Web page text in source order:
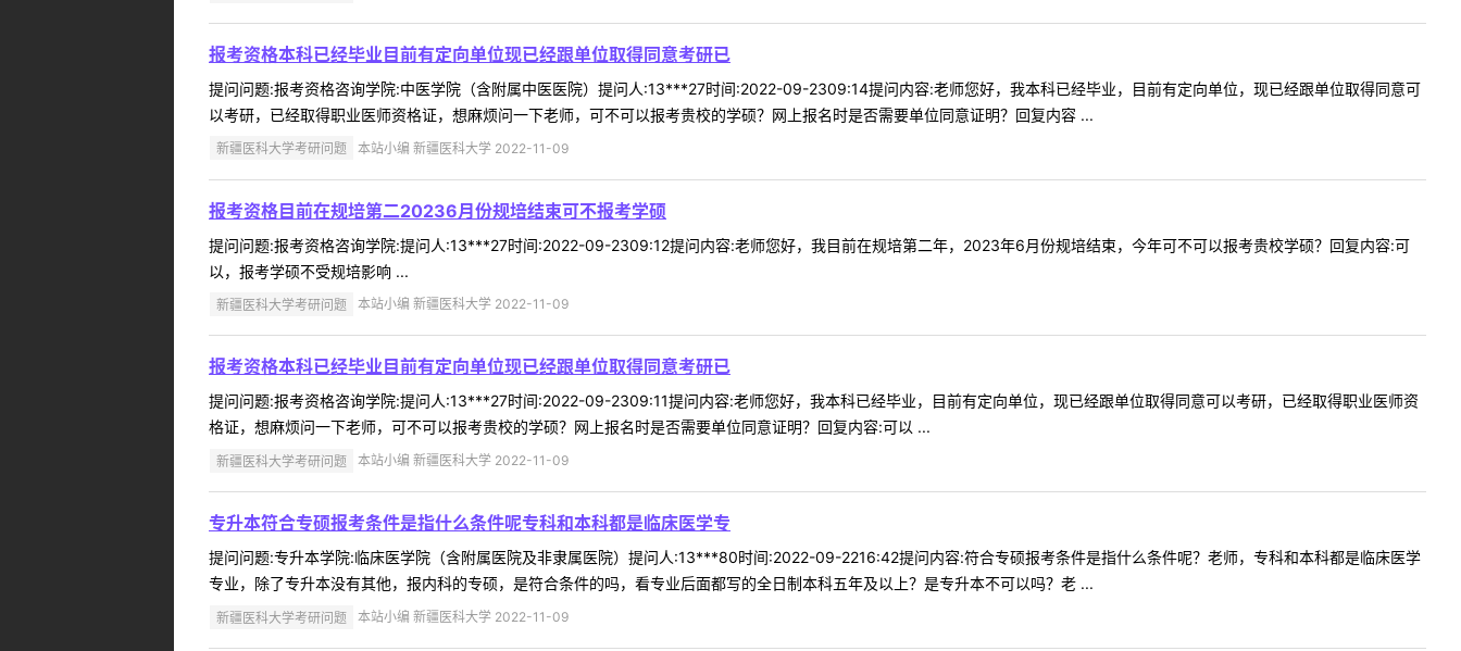
报考资格本科已经毕业目前有定向单位现已经跟单位取得同意考研已
提问问题:报考资格咨询学院:中医学院（含附属中医医院）提问人:13***27时间:2022-09-2309:14提问内容:老师您好，我本科已经毕业，目前有定向单位，现已经跟单位取得同意可
以考研，已经取得职业医师资格证，想麻烦问一下老师，可不可以报考贵校的学硕？网上报名时是否需要单位同意证明？回复内容 ...
新疆医科大学考研问题 本站小编 新疆医科大学 2022-11-09
报考资格目前在规培第二20236月份规培结束可不报考学硕
提问问题:报考资格咨询学院:提问人:13***27时间:2022-09-2309:12提问内容:老师您好，我目前在规培第二年，2023年6月份规培结束，今年可不可以报考贵校学硕？回复内容:可
以，报考学硕不受规培影响 ...
新疆医科大学考研问题 本站小编 新疆医科大学 2022-11-09
报考资格本科已经毕业目前有定向单位现已经跟单位取得同意考研已
提问问题:报考资格咨询学院:提问人:13***27时间:2022-09-2309:11提问内容:老师您好，我本科已经毕业，目前有定向单位，现已经跟单位取得同意可以考研，已经取得职业医师资
格证，想麻烦问一下老师，可不可以报考贵校的学硕？网上报名时是否需要单位同意证明？回复内容:可以 ...
新疆医科大学考研问题 本站小编 新疆医科大学 2022-11-09
专升本符合专硕报考条件是指什么条件呢专科和本科都是临床医学专
提问问题:专升本学院:临床医学院（含附属医院及非隶属医院）提问人:13***80时间:2022-09-2216:42提问内容:符合专硕报考条件是指什么条件呢？老师，专科和本科都是临床医学
专业，除了专升本没有其他，报内科的专硕，是符合条件的吗，看专业后面都写的全日制本科五年及以上？是专升本不可以吗？老 ...
新疆医科大学考研问题 本站小编 新疆医科大学 2022-11-09